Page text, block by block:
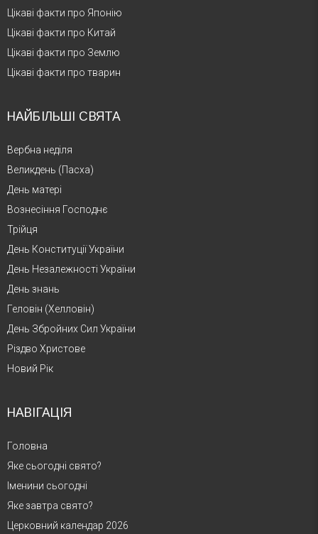
Цікаві факти про Японію
Цікаві факти про Китай
Цікаві факти про Землю
Цікаві факти про тварин
НАЙБІЛЬШІ СВЯТА
Вербна неділя
Великдень (Пасха)
День матері
Вознесіння Господнє
Трійця
День Конституції України
День Незалежності України
День знань
Геловін (Хелловін)
День Збройних Сил України
Різдво Христове
Новий Рік
НАВІГАЦІЯ
Головна
Яке сьогодні свято?
Іменини сьогодні
Яке завтра свято?
Церковний календар 2026